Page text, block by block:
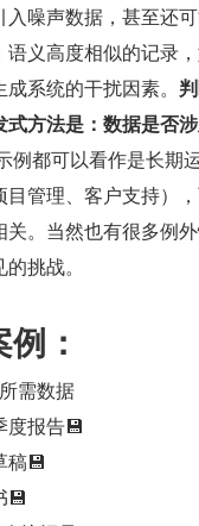
噪声数据，甚至还
义高度相似的记录
系统的干扰因素。
式方法是：数据是否
例都可以看作是长期
目管理、客户支持）
。当然也有很多例
挑战。
：
需数据
度报告💾
稿💾
💾